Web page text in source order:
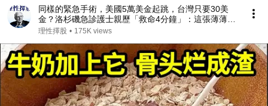
同樣的緊急手術，美國5萬美金起跳，台灣只要30美
金？洛杉磯急診護士親歷「救命4分鐘」：這張薄薄的
收據，擊碎了我的傲慢！#台灣 #感人故事 #台灣旅行
理性擇股 • 175K views